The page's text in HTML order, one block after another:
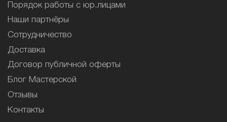
Порядок работы с юр.лицами
Наши партнёры
Сотрудничество
Доставка
Договор публичной оферты
Блог Мастерской
Отзывы
Контакты